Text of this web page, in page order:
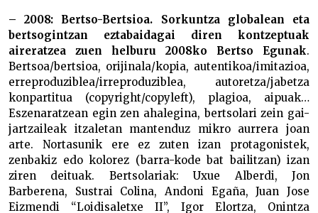
– 2008: Bertso-Bertsioa. Sorkuntza globalean eta
bertsogintzan eztabaidagai diren kontzeptuak
aireratzea zuen helburu 2008ko Bertso Egunak.
Bertsoa/bertsioa, orijinala/kopia, autentikoa/imitazioa,
erreproduziblea/irreproduziblea, autoretza/jabetza
konpartitua (copyright/copyleft), plagioa, aipuak…
Eszenaratzean egin zen ahalegina, bertsolari zein gai-
jartzaileak itzaletan mantenduz mikro aurrera joan
arte. Nortasunik ere ez zuten izan protagonistek,
zenbakiz edo kolorez (barra-kode bat bailitzan) izan
ziren deituak. Bertsolariak: Uxue Alberdi, Jon
Barberena, Sustrai Colina, Andoni Egaña, Juan Jose
Eizmendi “Loidisaletxe II”, Igor Elortza, Onintza